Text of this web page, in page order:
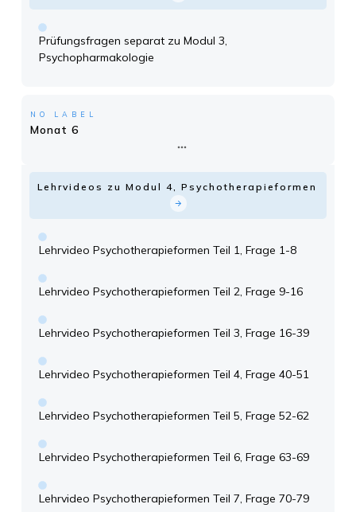
Prüfungsfragen separat zu Modul 3,
Psychopharmakologie
NO LABEL
Monat 6
Lehrvideos zu Modul 4, Psychotherapieformen
Lehrvideo Psychotherapieformen Teil 1, Frage 1-8
Lehrvideo Psychotherapieformen Teil 2, Frage 9-16
Lehrvideo Psychotherapieformen Teil 3, Frage 16-39
Lehrvideo Psychotherapieformen Teil 4, Frage 40-51
Lehrvideo Psychotherapieformen Teil 5, Frage 52-62
Lehrvideo Psychotherapieformen Teil 6, Frage 63-69
Lehrvideo Psychotherapieformen Teil 7, Frage 70-79